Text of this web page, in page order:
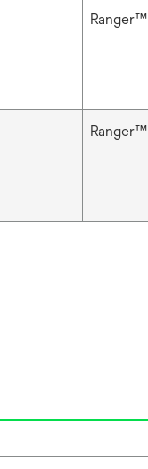
Ranger™
Ranger™